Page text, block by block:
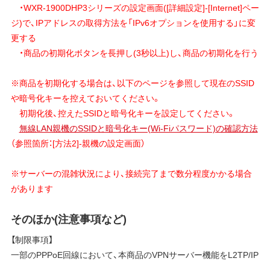
・WXR-1900DHP3シリーズの設定画面([詳細設定]-[Internet]ペー
ジ)で、IPアドレスの取得方法を「IPv6オプションを使用する」に変
更する
・商品の初期化ボタンを長押し(3秒以上)し、商品の初期化を行う
※商品を初期化する場合は、以下のページを参照して現在のSSID
や暗号化キーを控えておいてください。
初期化後、控えたSSIDと暗号化キーを設定してください。
無線LAN親機のSSIDと暗号化キー(Wi-Fiパスワード)の確認方法
（参照箇所：[方法2]-親機の設定画面）
※サーバーの混雑状況により、接続完了まで数分程度かかる場合
があります
そのほか(注意事項など)
【制限事項】
一部のPPPoE回線において、本商品のVPNサーバー機能をL2TP/IP